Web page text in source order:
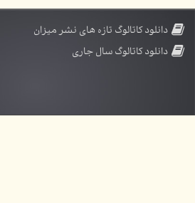
دانلود کاتالوگ تازه های نشر میزان
دانلود کاتالوگ سال جاری